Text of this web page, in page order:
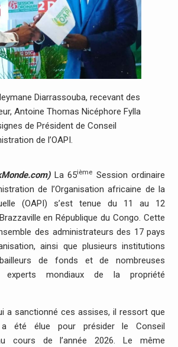
Diarrassouba, recevant des
Antoine Thomas Nicéphore Fylla
de Président de Conseil
de l’OAPI.
La 65ième Session ordinaire
de l’Organisation africaine de la
(OAPI) s’est tenue du 11 au 12
en République du Congo. Cette
des administrateurs des 17 pays
ainsi que plusieurs institutions
de fonds et de nombreuses
experts mondiaux de la propriété
a sanctionné ces assises, il ressort que
été élue pour présider le Conseil
cours de l’année 2026. Le même